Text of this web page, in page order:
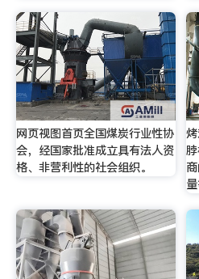
网页视图首页全国煤炭行业性协
会，经国家批准成立具有法人资
格、非营利性的社会组织。